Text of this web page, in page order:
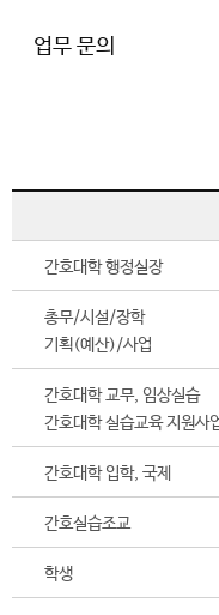
업무 문의
간호대학 행정실장
총무/시설/장학
기획(예산)/사업
간호대학 교무, 임상실습
간호대학 실습교육 지원사
간호대학 입학, 국제
간호실습조교
학생